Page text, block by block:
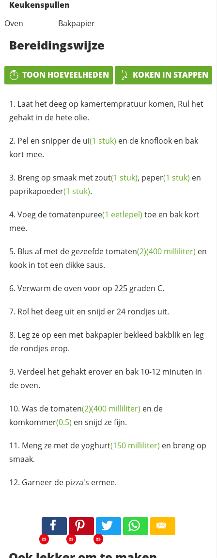
Keukenspullen
Oven
Bakpapier
Bereidingswijze
TOON HOEVEELHEDEN KOKEN IN STAPPEN
Laat het deeg op kamertempratuur komen, Rul het
gehakt in de hete olie.
Pel en snipper de ui(1 stuk) en de knoflook en bak
kort mee.
Breng op smaak metzout(1 stuk), peper(1 stuk) en
paprikapoeder(1 stuk).
Voeg detomatenpuree(1 eetlepel) toe en bak kort
mee.
Blus af met de gezeefdetomaten(2)(400 milliliter) en
kook in tot een dikke saus.
Verwarm de oven voor op 225 graden C.
Rol het deeg uit en snijd er 24 rondjes uit.
Leg ze op een met bakpapier bekleed bakblik en leg
de rondjes erop.
Verdeel het gehakt erover en bak 10-12 minuten in
de oven.
Was detomaten(2)(400 milliliter) en de
komkommer(0.5) en snijd ze fijn.
Meng ze met deyoghurt(150 milliliter) en breng op
smaak.
Garneer de pizza's ermee.
25 25 25